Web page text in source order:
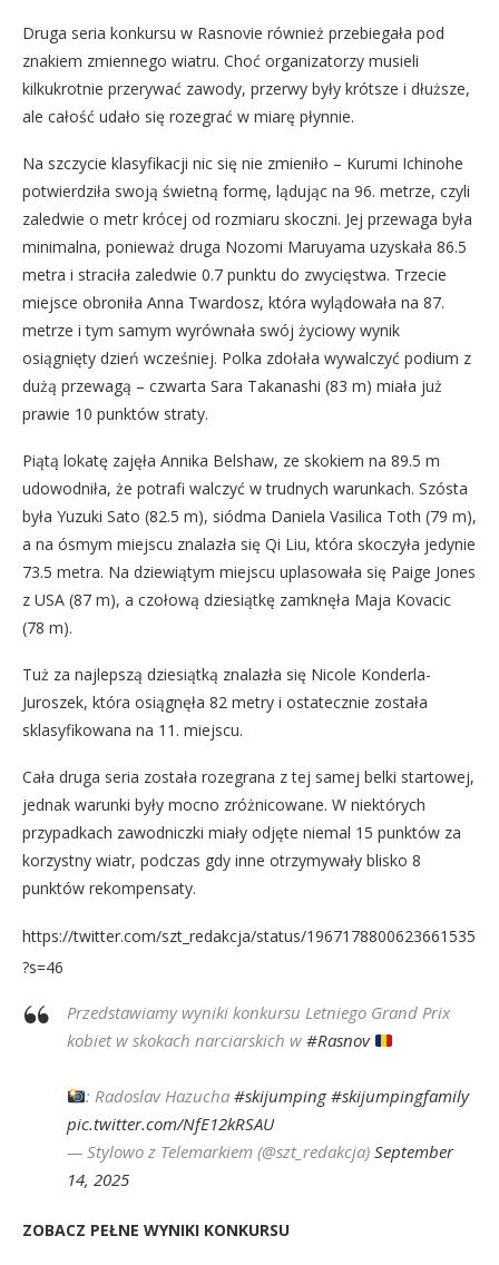
Druga seria konkursu w Rasnovie również przebiegała pod
znakiem zmiennego wiatru. Choć organizatorzy musieli
kilkukrotnie przerywać zawody, przerwy były krótsze i dłuższe,
ale całość udało się rozegrać w miarę płynnie.
Na szczycie klasyfikacji nic się nie zmieniło – Kurumi Ichinohe
potwierdziła swoją świetną formę, lądując na 96. metrze, czyli
zaledwie o metr krócej od rozmiaru skoczni. Jej przewaga była
minimalna, ponieważ druga Nozomi Maruyama uzyskała 86.5
metra i straciła zaledwie 0.7 punktu do zwycięstwa. Trzecie
miejsce obroniła Anna Twardosz, która wylądowała na 87.
metrze i tym samym wyrównała swój życiowy wynik
osiągnięty dzień wcześniej. Polka zdołała wywalczyć podium z
dużą przewagą – czwarta Sara Takanashi (83 m) miała już
prawie 10 punktów straty.
Piątą lokatę zajęła Annika Belshaw, ze skokiem na 89.5 m
udowodniła, że potrafi walczyć w trudnych warunkach. Szósta
była Yuzuki Sato (82.5 m), siódma Daniela Vasilica Toth (79 m),
a na ósmym miejscu znalazła się Qi Liu, która skoczyła jedynie
73.5 metra. Na dziewiątym miejscu uplasowała się Paige Jones
z USA (87 m), a czołową dziesiątkę zamknęła Maja Kovacic
(78 m).
Tuż za najlepszą dziesiątką znalazła się Nicole Konderla-
Juroszek, która osiągnęła 82 metry i ostatecznie została
sklasyfikowana na 11. miejscu.
Cała druga seria została rozegrana z tej samej belki startowej,
jednak warunki były mocno zróżnicowane. W niektórych
przypadkach zawodniczki miały odjęte niemal 15 punktów za
korzystny wiatr, podczas gdy inne otrzymywały blisko 8
punktów rekompensaty.
https://twitter.com/szt_redakcja/status/1967178800623661535
?s=46
Przedstawiamy wyniki konkursu Letniego Grand Prix
kobiet w skokach narciarskich w #Rasnov
: Radoslav Hazucha#skijumping #skijumpingfamily
pic.twitter.com/NfE12kRSAU
— Stylowo z Telemarkiem (@szt_redakcja) September
14, 2025
ZOBACZ PEŁNE WYNIKI KONKURSU